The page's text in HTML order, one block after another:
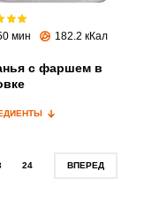
мин 182.2 кКал
с фаршем в
24 ВПЕРЕД